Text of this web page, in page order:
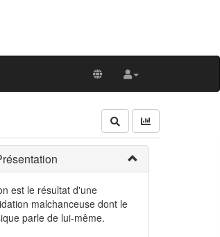
est le résultat d'une
malchanceuse dont le
parle de lui-même.